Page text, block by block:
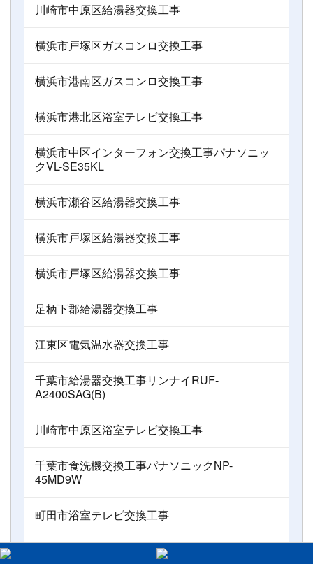
川崎市中原区給湯器交換工事
横浜市戸塚区ガスコンロ交換工事
横浜市港南区ガスコンロ交換工事
横浜市港北区浴室テレビ交換工事
横浜市中区インターフォン交換工事パナソニッ
クVL-SE35KL
横浜市瀬谷区給湯器交換工事
横浜市戸塚区給湯器交換工事
横浜市戸塚区給湯器交換工事
足柄下郡給湯器交換工事
江東区電気温水器交換工事
千葉市給湯器交換工事リンナイRUF-
A2400SAG(B)
川崎市中原区浴室テレビ交換工事
千葉市食洗機交換工事パナソニックNP-
45MD9W
町田市浴室テレビ交換工事
渋谷区小型電気温水器交換工事